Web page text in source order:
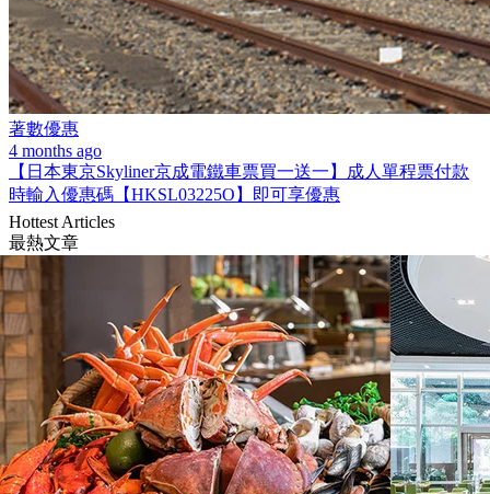
著數優惠
4 months ago
【日本東京Skyliner京成電鐵車票買一送一】成人單程票付款
時輸入優惠碼【HKSL03225O】即可享優惠
Hottest Articles
最熱文章